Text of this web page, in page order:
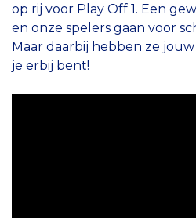
op rij voor Play Off 1. Een
en onze spelers gaan voor
Maar daarbij hebben ze
je erbij bent!